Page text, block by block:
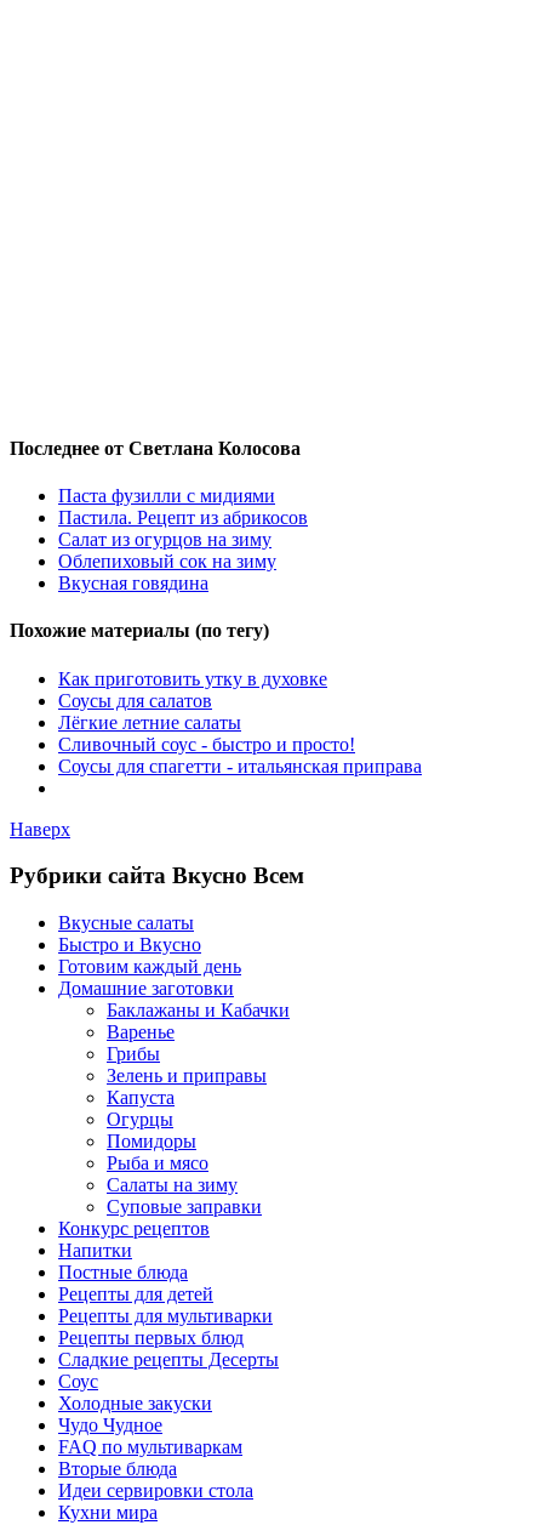
Последнее от Светлана Колосова
Паста фузилли с мидиями
Пастила. Рецепт из абрикосов
Салат из огурцов на зиму
Облепиховый сок на зиму
Вкусная говядина
Похожие материалы (по тегу)
Как приготовить утку в духовке
Соусы для салатов
Лёгкие летние салаты
Сливочный соус - быстро и просто!
Соусы для спагетти - итальянская приправа
Наверх
Рубрики сайта Вкусно Всем
Вкусные салаты
Быстро и Вкусно
Готовим каждый день
Домашние заготовки
Баклажаны и Кабачки
Варенье
Грибы
Зелень и приправы
Капуста
Огурцы
Помидоры
Рыба и мясо
Салаты на зиму
Суповые заправки
Конкурс рецептов
Напитки
Постные блюда
Рецепты для детей
Рецепты для мультиварки
Рецепты первых блюд
Сладкие рецепты Десерты
Соус
Холодные закуски
Чудо Чудное
FAQ по мультиваркам
Вторые блюда
Идеи сервировки стола
Кухни мира